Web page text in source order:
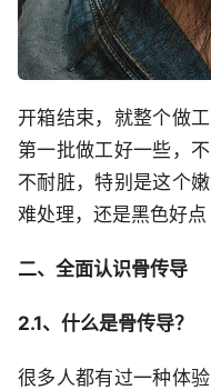
开箱结束，就整个做
第一批做工好一些，
不耐脏，特别是这个
难处理，还是黑色好点
二、全面认识骨传导
2.1、什么是骨传导？
很多人都有过一种体